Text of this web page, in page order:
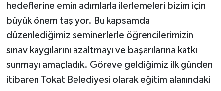
hedeflerine emin adımlarla ilerlemeleri bizim için
büyük önem taşıyor. Bu kapsamda
düzenlediğimiz seminerlerle öğrencilerimizin
sınav kaygılarını azaltmayı ve başarılarına katkı
sunmayı amaçladık. Göreve geldiğimiz ilk günden
itibaren Tokat Belediyesi olarak eğitim alanındaki